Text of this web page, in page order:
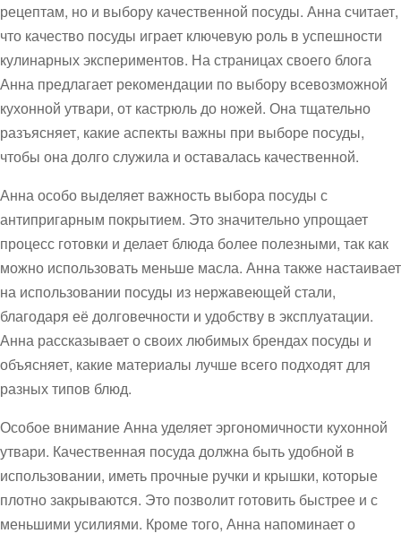
рецептам, но и выбору качественной посуды. Анна считает,
что качество посуды играет ключевую роль в успешности
кулинарных экспериментов. На страницах своего блога
Анна предлагает рекомендации по выбору всевозможной
кухонной утвари, от кастрюль до ножей. Она тщательно
разъясняет, какие аспекты важны при выборе посуды,
чтобы она долго служила и оставалась качественной.
Анна особо выделяет важность выбора посуды с
антипригарным покрытием. Это значительно упрощает
процесс готовки и делает блюда более полезными, так как
можно использовать меньше масла. Анна также настаивает
на использовании посуды из нержавеющей стали,
благодаря её долговечности и удобству в эксплуатации.
Анна рассказывает о своих любимых брендах посуды и
объясняет, какие материалы лучше всего подходят для
разных типов блюд.
Особое внимание Анна уделяет эргономичности кухонной
утвари. Качественная посуда должна быть удобной в
использовании, иметь прочные ручки и крышки, которые
плотно закрываются. Это позволит готовить быстрее и с
меньшими усилиями. Кроме того, Анна напоминает о